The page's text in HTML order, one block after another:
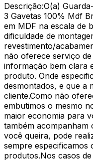
Descrição:O(a)
3 Gavetas 100% Mdf
em MDF na escala de
dificuldade de
revestimento/
não oferece serviço
informação bem clara
produto. Onde
desmontados, e que a
cliente.Como não
embutimos o mesmo
maior economia para
também acompanham
você queira, pode
sempre especificamos
produtos.Nos casos